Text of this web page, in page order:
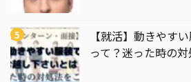
【就活】動きやす
って？迷った時の